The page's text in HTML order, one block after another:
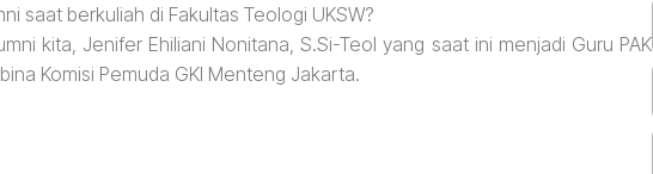
saat berkuliah di Fakultas Teologi UKSW?
kita, Jenifer Ehiliani Nonitana, S.Si-Teol yang saat ini menjadi Guru PAK
Komisi Pemuda GKI Menteng Jakarta.